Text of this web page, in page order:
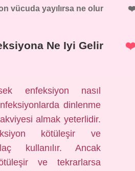
vücuda yayılırsa ne olur
Ne Iyi Gelir
enfeksiyon nasıl
dinlenme
almak yeterlidir.
kötüleşir ve
kullanılır. Ancak
ve tekrarlarsa